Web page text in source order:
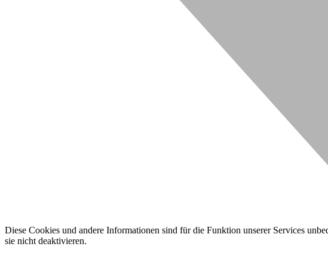
Diese Cookies und andere Informationen sind für die Funktion unserer Services
sie nicht deaktivieren.